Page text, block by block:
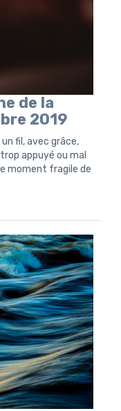
de la
2019
fil, avec grâce,
appuyé ou mal
moment fragile de